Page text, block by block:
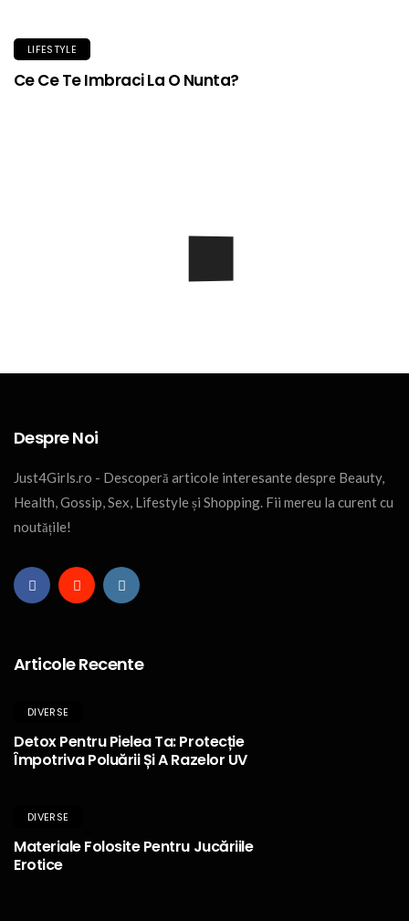
LIFESTYLE
Ce Ce Te Imbraci La O Nunta?
Despre Noi
Just4Girls.ro - Descoperă articole interesante despre Beauty,
Health, Gossip, Sex, Lifestyle și Shopping. Fii mereu la curent cu
noutățile!
Articole Recente
DIVERSE
Detox Pentru Pielea Ta: Protecție
Împotriva Poluării Și A Razelor UV
DIVERSE
Materiale Folosite Pentru Jucăriile
Erotice